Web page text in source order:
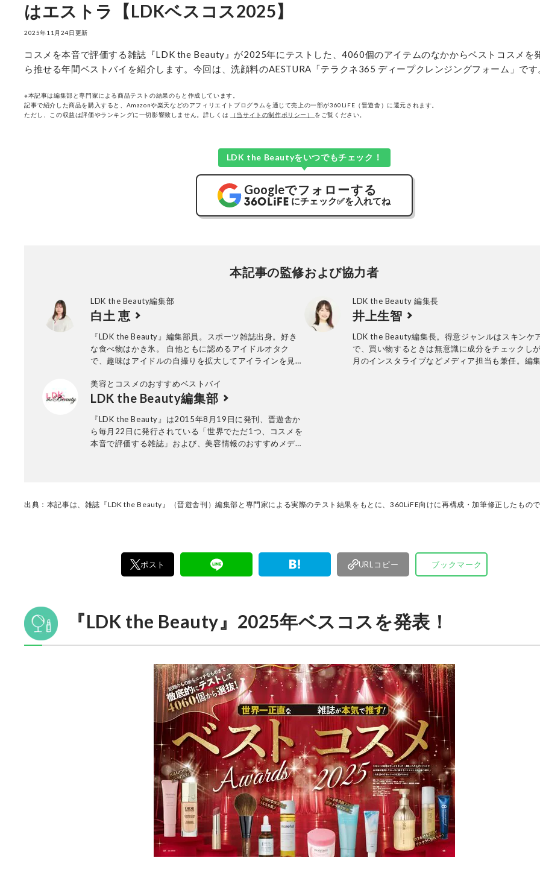
はエストラ【LDKベスコス2025】
2025年11月24日更新
コスメを本音で評価する雑誌『LDK the Beauty』が2025年にテストした、4060個のアイテムのなかからベストコスメを
ら推せる年間ベストバイを紹介します。今回は、洗顔料のAESTURA「テラクネ365 ディープクレンジングフォーム」です
※本記事は編集部と専門家による商品テストの結果のもと作成しています。
記事で紹介した商品を購入すると、Amazonや楽天などのアフィリエイトプログラムを通じて売上の一部が360LiFE（晋遊舎）に還元されます。
ただし、この収益は評価やランキングに一切影響致しません。詳しくは
（当サイトの制作ポリシー） をご覧ください。
LDK the Beautyをいつでもチェック！
Googleでフォローする
にチェック✅を入れてね
本記事の監修および協力者
LDK the Beauty編集部
白土 恵
『LDK the Beauty』編集部員。スポーツ雑誌出身。好き
な食べ物はかき氷。 自他ともに認めるアイドルオタク
で、趣味はアイドルの自撮りを拡大してアイラインを見る
い。
LDK the Beauty 編集長
井上生智
LDK the Beauty編集長。得意ジャンルはスキンケ
で、買い物するときは無意識に成分をチェックし
月のインスタライブなどメディア担当も兼任。編
美容とコスメのおすすめベストバイ
LDK the Beauty編集部
『LDK the Beauty』は2015年8月19日に発刊、晋遊舎か
ら毎月22日に発行されている「世界でただ1つ、コスメを
本音で評価する雑誌」および、美容情報のおすすめメディ
『LDK』と同様、メーカーに忖度する事なく、編集部と専
出典：本記事は、雑誌『LDK the Beauty』（晋遊舎刊）編集部と専門家による実際のテスト結果をもとに、360LiFE向けに再構成・加筆修正したもの
ポスト URLコピー ブックマーク
『LDK the Beauty』2025年ベスコスを発表！
AESTURA